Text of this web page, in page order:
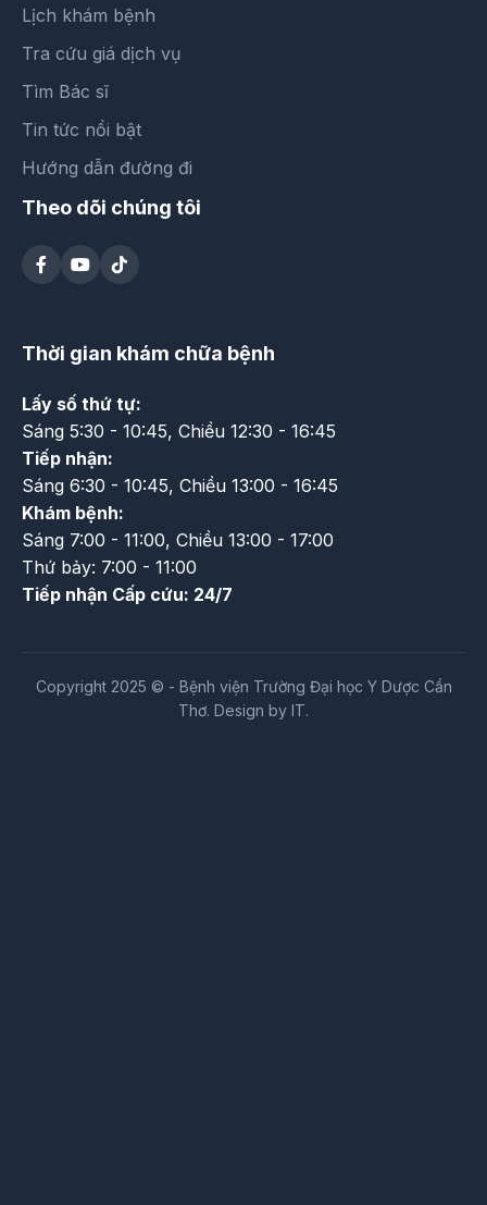
Lịch khám bệnh
Tra cứu giá dịch vụ
Tìm Bác sĩ
Tin tức nổi bật
Hướng dẫn đường đi
Theo dõi chúng tôi
Thời gian khám chữa bệnh
Lấy số thứ tự:
Sáng 5:30 - 10:45, Chiều 12:30 - 16:45
Tiếp nhận:
Sáng 6:30 - 10:45, Chiều 13:00 - 16:45
Khám bệnh:
Sáng 7:00 - 11:00, Chiều 13:00 - 17:00
Thứ bảy: 7:00 - 11:00
Tiếp nhận Cấp cứu: 24/7
Copyright 2025 © - Bệnh viện Trường Đại học Y Dược Cần
Thơ. Design by IT.